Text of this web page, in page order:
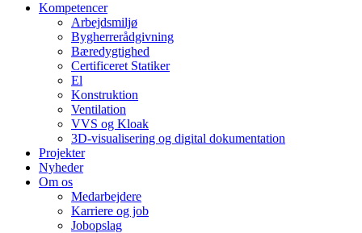
Kompetencer
Arbejdsmiljø
Bygherrerådgivning
Bæredygtighed
Certificeret Statiker
El
Konstruktion
Ventilation
VVS og Kloak
3D-visualisering og digital dokumentation
Projekter
Nyheder
Om os
Medarbejdere
Karriere og job
Jobopslag